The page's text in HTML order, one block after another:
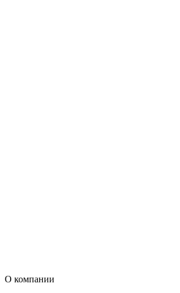
О компании